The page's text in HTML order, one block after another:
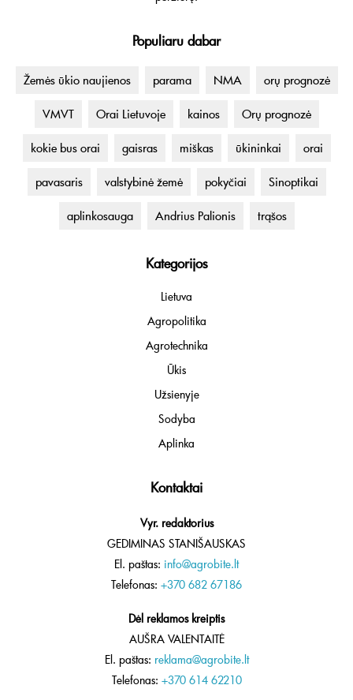
Populiaru dabar
Žemės ūkio naujienos parama NMA orų prognozė
VMVT Orai Lietuvoje kainos Orų prognozė
kokie bus orai gaisras miškas ūkininkai orai
pavasaris valstybinė žemė pokyčiai Sinoptikai
aplinkosauga Andrius Palionis trąšos
Kategorijos
Lietuva
Agropolitika
Agrotechnika
Ūkis
Užsienyje
Sodyba
Aplinka
Kontaktai
Vyr. redaktorius
GEDIMINAS STANIŠAUSKAS
El. paštas: info@agrobite.lt
Telefonas: +370 682 67186
Dėl reklamos kreiptis
AUŠRA VALENTAITĖ
El. paštas: reklama@agrobite.lt
Telefonas: +370 614 62210